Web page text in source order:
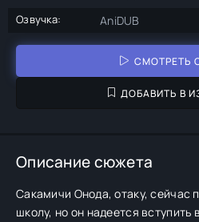
Озвучка: AniDUB
СМОТРЕТЬ
ДОБАВИТЬ В
Описание сюжета
Сакамичи Онода, отаку, сейчас
школу, но он надеется